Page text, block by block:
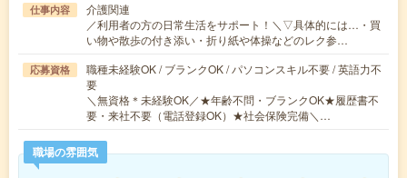
仕事内容
介護関連
／利用者の方の日常生活をサポート！＼▽具体的には…・買
い物や散歩の付き添い・折り紙や体操などのレク参…
応募資格
職種未経験OK / ブランクOK / パソコンスキル不要 / 英語力不
要
＼無資格＊未経験OK／★年齢不問・ブランクOK★履歴書不
要・来社不要（電話登録OK）★社会保険完備＼…
職場の雰囲気